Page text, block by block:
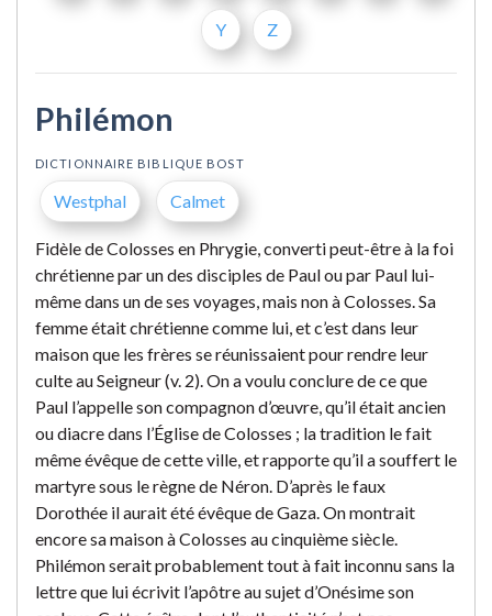
Y Z
Philémon
DICTIONNAIRE BIBLIQUE BOST
Westphal Calmet
Fidèle de Colosses en Phrygie, converti peut-être à la foi
chrétienne par un des disciples de Paul ou par Paul lui-
même dans un de ses voyages, mais non à Colosses. Sa
femme était chrétienne comme lui, et c’est dans leur
maison que les frères se réunissaient pour rendre leur
culte au Seigneur (v. 2). On a voulu conclure de ce que
Paul l’appelle son compagnon d’œuvre, qu’il était ancien
ou diacre dans l’Église de Colosses ; la tradition le fait
même évêque de cette ville, et rapporte qu’il a souffert le
martyre sous le règne de Néron. D’après le faux
Dorothée il aurait été évêque de Gaza. On montrait
encore sa maison à Colosses au cinquième siècle.
Philémon serait probablement tout à fait inconnu sans la
lettre que lui écrivit l’apôtre au sujet d’Onésime son